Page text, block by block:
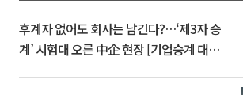
후계자 없어도 회사는 남긴다?…‘제3자 승
계’ 시험대 오른 中企 현장 [기업승계 대전